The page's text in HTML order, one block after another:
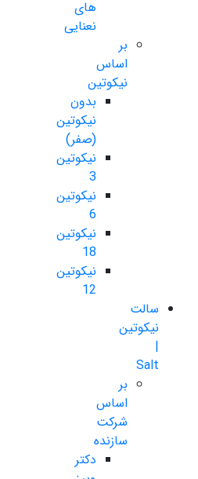
های
نعنایی
بر
اساس
نیکوتین
بدون
نیکوتین
(صفر)
نیکوتین
3
نیکوتین
6
نیکوتین
18
نیکوتین
12
سالت
نیکوتین
|
Salt
بر
اساس
شرکت
سازنده
دکتر